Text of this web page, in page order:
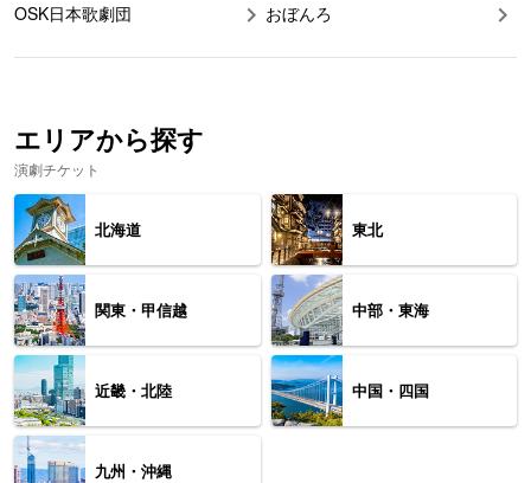
OSK日本歌劇団 おぼんろ
エリアから探す
演劇チケット
北海道 東北
関東・甲信越 中部・東海
近畿・北陸 中国・四国
九州・沖縄